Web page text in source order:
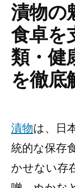
漬物の
食卓を
類・健
を徹底
漬物は、日
統的な保存
かせない存